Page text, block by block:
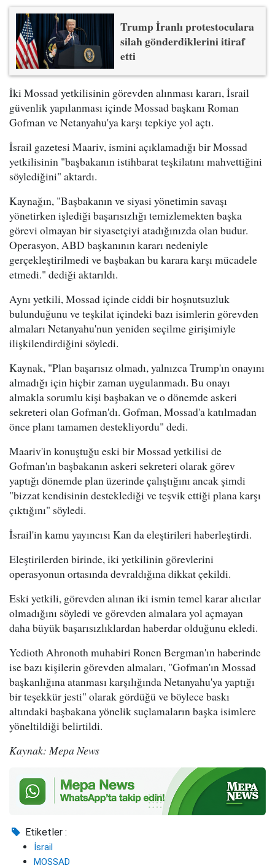
Trump İranlı protestoculara
silah gönderdiklerini itiraf
etti
İki Mossad yetkilisinin görevden alınması kararı, İsrail
güvenlik yapılanması içinde Mossad başkanı Roman
Gofman ve Netanyahu'ya karşı tepkiye yol açtı.
İsrail gazetesi Maariv, ismini açıklamadığı bir Mossad
yetkilisinin "başbakanın istihbarat teşkilatını mahvettiğini
söylediğini" aktardı.
Kaynağın, "Başbakanın ve siyasi yönetimin savaşı
yönetirken işlediği başarısızlığı temizlemekten başka
görevi olmayan bir siyasetçiyi atadığınızda olan budur.
Operasyon, ABD başkanının kararı nedeniyle
gerçekleştirilmedi ve başbakan bu karara karşı mücadele
etmedi." dediği aktarıldı.
Aynı yetkili, Mossad içinde ciddi bir hoşnutsuzluk
bulunduğunu ve teşkilat içindeki bazı isimlerin görevden
almaları Netanyahu'nun yeniden seçilme girişimiyle
ilişkilendirdiğini söyledi.
Kaynak, "Plan başarısız olmadı, yalnızca Trump'ın onayını
almadığı için hiçbir zaman uygulanmadı. Bu onayı
almakla sorumlu kişi başbakan ve o dönemde askeri
sekreteri olan Gofman'dı. Gofman, Mossad'a katılmadan
önce planı tamamen destekliyordu" dedi.
Maariv'in konuştuğu eski bir Mossad yetkilisi de
Gofman'ın başbakanın askeri sekreteri olarak görev
yaptığı dönemde plan üzerinde çalıştığını ancak şimdi
"bizzat kendisinin desteklediği ve teşvik ettiği plana karşı
çıktığını" söyledi.
İsrail'in kamu yayıncısı Kan da eleştirileri haberleştirdi.
Eleştirilerden birinde, iki yetkilinin görevlerini
operasyonun ortasında devraldığına dikkat çekildi.
Eski yetkili, görevden alınan iki ismin temel karar alıcılar
olmadığını söyledi ve görevden almalara yol açmayan
daha büyük başarısızlıklardan haberdar olduğunu ekledi.
Yedioth Ahronoth muhabiri Ronen Bergman'ın haberinde
ise bazı kişilerin görevden almaları, "Gofman'ın Mossad
başkanlığına atanması karşılığında Netanyahu'ya yaptığı
bir teşekkür jesti" olarak gördüğü ve böylece baskı
altındaki başbakana yönelik suçlamaların başka isimlere
yöneltildiği belirtildi.
Kaynak: Mepa News
Etiketler :
İsrail
MOSSAD